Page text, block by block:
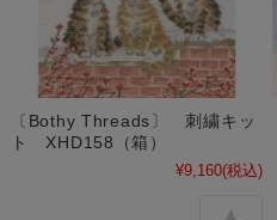
〔Bothy Threads〕 刺繍キッ
ト XHD158（箱）
¥9,160(税込)